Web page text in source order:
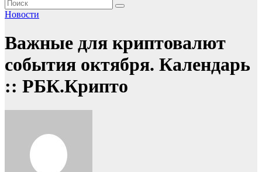
Новости
Важные для криптовалют
события октября. Календарь
:: РБК.Крипто